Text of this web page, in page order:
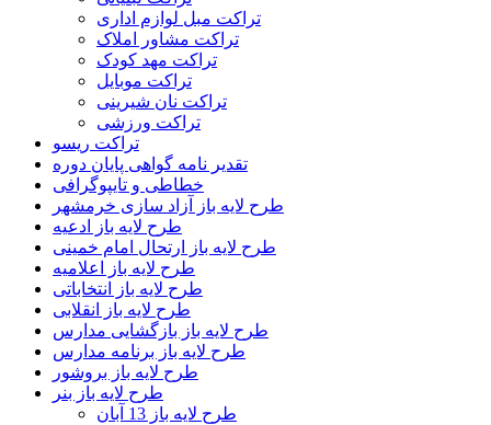
تراکت مبل لوازم اداری
تراکت مشاور املاک
تراکت مهد کودک
تراکت موبایل
تراکت نان شیرینی
تراکت ورزشی
تراکت ریسو
تقدیر نامه گواهی پایان دوره
خطاطی و تایپوگرافی
طرح لایه باز آزاد سازی خرمشهر
طرح لایه باز ادعیه
طرح لایه باز ارتحال امام خمینی
طرح لایه باز اعلامیه
طرح لایه باز انتخاباتی
طرح لایه باز انقلابی
طرح لایه باز بازگشایی مدارس
طرح لایه باز برنامه مدارس
طرح لایه باز بروشور
طرح لایه باز بنر
طرح لایه باز 13 آبان